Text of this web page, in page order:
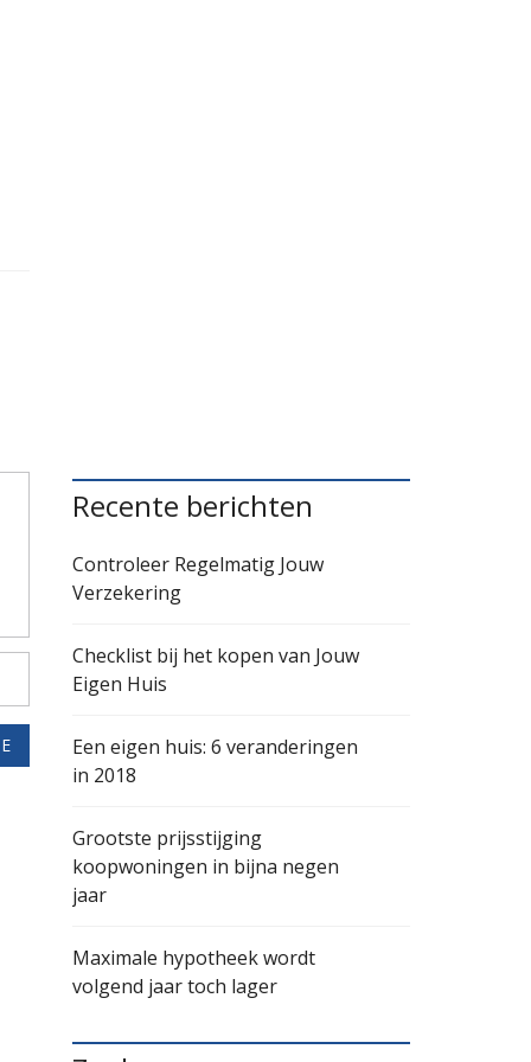
Recente berichten
Controleer Regelmatig Jouw
Verzekering
Checklist bij het kopen van Jouw
Eigen Huis
Een eigen huis: 6 veranderingen
in 2018
Grootste prijsstijging
koopwoningen in bijna negen
jaar
Maximale hypotheek wordt
volgend jaar toch lager